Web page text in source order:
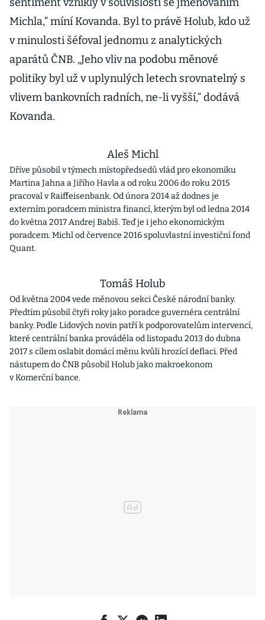
Michla,“ míní Kovanda. Byl to právě Holub, kdo už
v minulosti šéfoval jednomu z analytických
aparátů ČNB. „Jeho vliv na podobu měnové
politiky byl už v uplynulých letech srovnatelný s
vlivem bankovních radních, ne-li vyšší,“ dodává
Kovanda.
Aleš Michl
Dříve působil v týmech místopředsedů vlád pro ekonomiku
Martina Jahna a Jiřího Havla a od roku 2006 do roku 2015
pracoval v Raiffeisenbank. Od února 2014 až dodnes je
externím poradcem ministra financí, kterým byl od ledna 2014
do května 2017 Andrej Babiš. Teď je i jeho ekonomickým
poradcem. Michl od července 2016 spoluvlastní investiční fond
Quant.
Tomáš Holub
Od května 2004 vede měnovou sekci České národní banky.
Předtím působil čtyři roky jako poradce guvernéra centrální
banky. Podle Lidových novin patří k podporovatelům intervencí,
které centrální banka prováděla od listopadu 2013 do dubna
2017 s cílem oslabit domácí měnu kvůli hrozící deflaci. Před
nástupem do ČNB působil Holub jako makroekonom
v Komerční bance.